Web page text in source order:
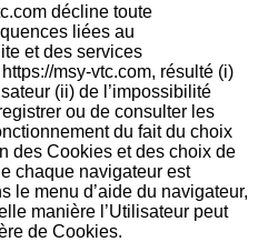
décline toute
liées au
et des services
msy-vtc.com, résulté (i)
(ii) de l’impossibilité
ou de consulter les
du fait du choix
des Cookies et des choix de
chaque navigateur est
le menu d’aide du navigateur,
manière l’Utilisateur peut
de Cookies.